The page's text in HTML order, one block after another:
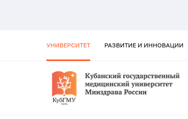
УНИВЕРСИТЕТ РАЗВИТИЕ И ИННОВАЦИИ